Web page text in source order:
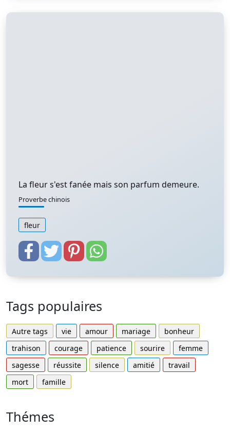
La fleur s'est fanée mais son parfum demeure.
Proverbe chinois
fleur
Tags populaires
Autre tags vie amour mariage
bonheur
trahison
courage patience sourire
femme
sagesse
réussite silence amitié
travail
mort
famille
Thémes